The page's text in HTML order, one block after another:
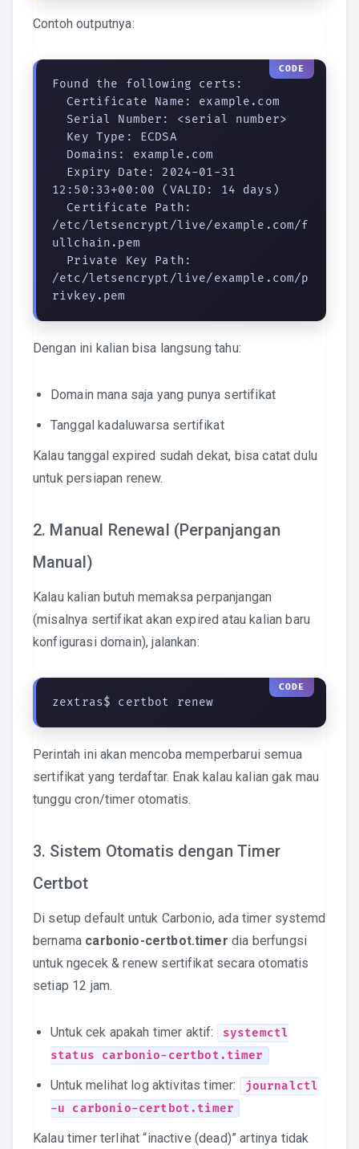
Contoh outputnya:
Found the following certs:
  Serial Number: <serial number>
12:50:33+00:00 (VALID: 14 days)
/etc/letsencrypt/live/example.com/f
ullchain.pem
/etc/letsencrypt/live/example.com/p
rivkey.pem
Dengan ini kalian bisa langsung tahu:
Domain mana saja yang punya sertifikat
Tanggal kadaluwarsa sertifikat
Kalau tanggal expired sudah dekat, bisa catat dulu
untuk persiapan renew.
2. Manual Renewal (Perpanjangan
Manual)
Kalau kalian butuh memaksa perpanjangan
(misalnya sertifikat akan expired atau kalian baru
konfigurasi domain), jalankan:
zextras$ certbot renew
Perintah ini akan mencoba memperbarui semua
sertifikat yang terdaftar. Enak kalau kalian gak mau
tunggu cron/timer otomatis.
3. Sistem Otomatis dengan Timer
Certbot
Di setup default untuk Carbonio, ada timer systemd
bernama carbonio-certbot.timer dia berfungsi
untuk ngecek & renew sertifikat secara otomatis
setiap 12 jam.
Untuk cek apakah timer aktif:
systemctl
status carbonio-certbot.timer
Untuk melihat log aktivitas timer:
journalctl
-u carbonio-certbot.timer
Kalau timer terlihat “inactive (dead)” artinya tidak